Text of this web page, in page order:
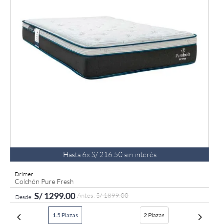
Hasta 6xS/ 216 50sin interés
Drimer
Colchón Pure Fresh
S/1299.00 S/1899.00
1.5 Plazas 2 Plazas